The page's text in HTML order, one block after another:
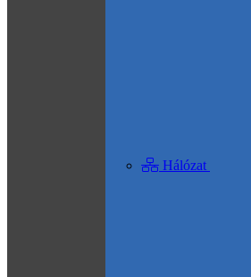
Hálózat